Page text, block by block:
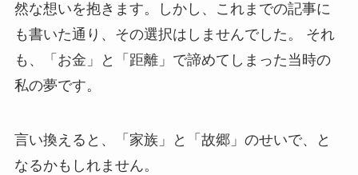
然な想いを抱きます。しかし、これまでの記事に
も書いた通り、その選択はしませんでした。 それ
も、「お金」と「距離」で諦めてしまった当時の
私の夢です。
言い換えると、「家族」と「故郷」のせいで、と
なるかもしれません。